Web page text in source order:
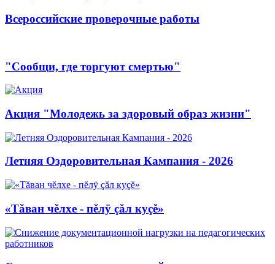
Всероссийские проверочные работы
"Сообщи, где торгуют смертью"
Акция "Молодежь за здоровый образ жизни"
Летняя Оздоровительная Кампания - 2026
«Тăван чĕлхе - пĕлÿ çăл куçĕ»